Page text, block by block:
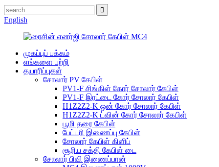
English
முகப்புப் பக்கம்
எங்களை பற்றி
தயாரிப்புகள்
சோலார் PV கேபிள்
PV1-F சிங்கிள் கோர் சோலார் கேபிள்
PV1-F இரட்டை கோர் சோலார் கேபிள்
H1Z2Z2-K ஒன் கோர் சோலார் கேபிள்
H1Z2Z2-K ட்வின் கோர் சோலார் கேபிள்
பூமி தரை கேபிள்
பேட்டரி இணைப்பு கேபிள்
சோலார் கேபிள் கிளிப்
சூரிய சக்தி கேபிள் டை
சோலார் பிவி இணைப்பான்